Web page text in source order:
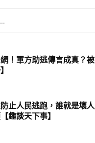
將與美軍在澳演習
器過熱，交貨推遲
錢袋子
soh-tv
請留下您的電子郵件，以便有
！軍方助逃傳言成真？
止人民逃跑，誰就是壞
趣談天下事】